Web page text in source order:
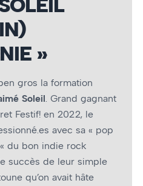
»
gros la formation
Soleil. Grand gagnant
Festif! en 2022, le
avec sa « pop
du bon indie rock
succès de leur simple
qu’on avait hâte